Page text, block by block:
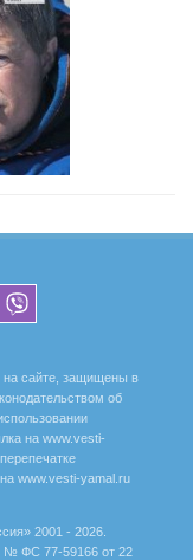
на сайте, защищены в
об
на www.vesti-
www.vesti-yamal.ru
2001 - 2026.
№ ФС 77-59166 от 22